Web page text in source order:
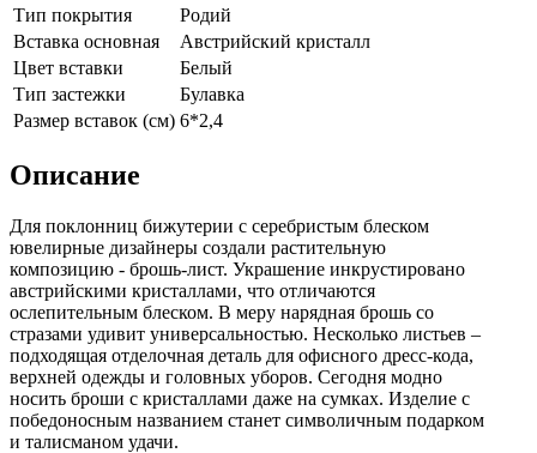
Тип покрытия
Родий
Вставка основная
Австрийский кристалл
Цвет вставки
Белый
Тип застежки
Булавка
Размер вставок (см) 6*2,4
Описание
Для поклонниц бижутерии с серебристым блеском
ювелирные дизайнеры создали растительную
композицию - брошь-лист. Украшение инкрустировано
австрийскими кристаллами, что отличаются
ослепительным блеском. В меру нарядная брошь со
стразами удивит универсальностью. Несколько листьев –
подходящая отделочная деталь для офисного дресс-кода,
верхней одежды и головных уборов. Сегодня модно
носить броши с кристаллами даже на сумках. Изделие с
победоносным названием станет символичным подарком
и талисманом удачи.